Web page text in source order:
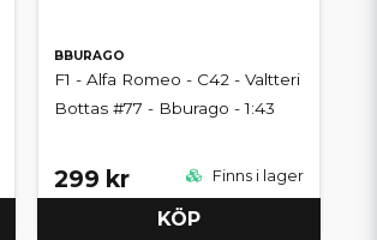
BBURAGO
F1 - Alfa Romeo - C42 - Valtteri
Bottas #77 - Bburago - 1:43
299 kr Finns i lager
KÖP